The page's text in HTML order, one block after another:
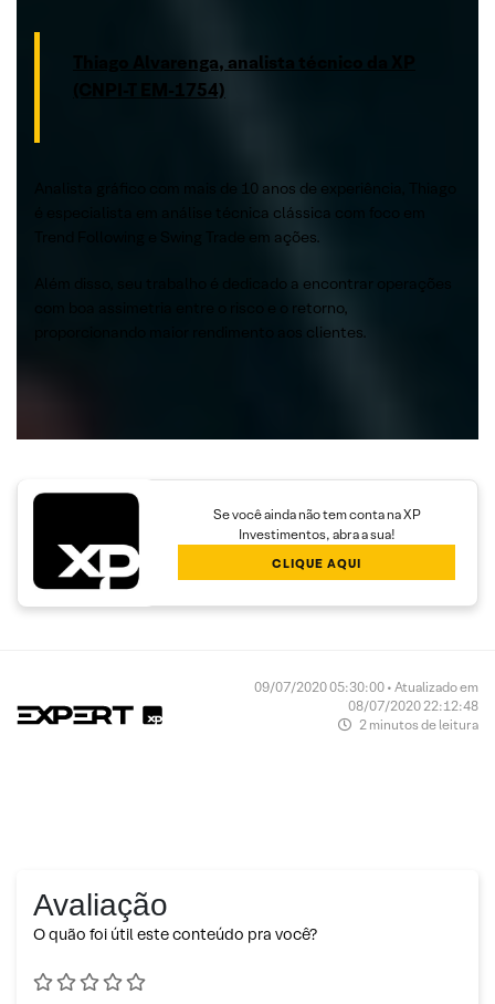
Thiago Alvarenga, analista técnico da XP
(CNPI-T EM-1754)
Analista gráfico com mais de 10 anos de experiência, Thiago
é especialista em análise técnica clássica com foco em
Trend Following e Swing Trade em ações.
Além disso, seu trabalho é dedicado a encontrar operações
com boa assimetria entre o risco e o retorno,
proporcionando maior rendimento aos clientes.
Se você ainda não tem conta na XP
Investimentos, abra a sua!
CLIQUE AQUI
09/07/2020 05:30:00 • Atualizado em
08/07/2020 22:12:48
2 minutos de leitura
Avaliação
O quão foi útil este conteúdo pra você?